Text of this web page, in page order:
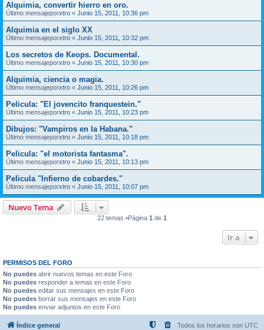
Alquimia, convertir hierro en oro.
Último mensajeporxtro « Junio 15, 2011, 10:36 pm
Alquimia en el siglo XX
Último mensajeporxtro « Junio 15, 2011, 10:32 pm
Los secretos de Keops. Documental.
Último mensajeporxtro « Junio 15, 2011, 10:30 pm
Alquimia, ciencia o magia.
Último mensajeporxtro « Junio 15, 2011, 10:26 pm
Pelicula: "El jovencito franquestein."
Último mensajeporxtro « Junio 15, 2011, 10:23 pm
Dibujos: "Vampiros en la Habana."
Último mensajeporxtro « Junio 15, 2011, 10:18 pm
Pelicula: "el motorista fantasma".
Último mensajeporxtro « Junio 15, 2011, 10:13 pm
Pelicula "Infierno de cobardes."
Último mensajeporxtro « Junio 15, 2011, 10:07 pm
Nuevo Tema
22 temas •Página 1 de 1
Ir a
PERMISOS DEL FORO
No puedes abrir nuevos temas en este Foro
No puedes responder a temas en este Foro
No puedes editar sus mensajes en este Foro
No puedes borrar sus mensajes en este Foro
No puedes enviar adjuntos en este Foro
Índice general Todos los horarios son UTC